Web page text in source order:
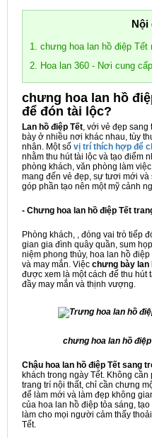
Nội
1. chưng hoa lan hồ điệp
2. Hoa lan 360 - Nơi cung
chưng hoa lan hồ
để đón tài lộc?
Lan hồ điệp Tết, với vẻ đẹp sang
bày ở nhiều nơi khác nhau, tùy
nhân. Một số vị trí thích hợp để
nhằm thu hút tài lộc và tạo điểm
phòng khách, văn phòng làm
mang đến vẻ đẹp, sự tươi mới và
góp phần tạo nên một mỹ cảnh
- Chưng hoa lan hồ điệp Tết
Phòng khách, , đóng vai trò tiếp
gian gia đình quây quần, sum
niệm phong thủy, hoa lan hồ
và may mắn. Việc chưng bày lan
được xem là một cách để thu hút
đầy may mắn và thịnh vượng.
chưng hoa lan hồ
Chậu hoa lan hồ điệp Tết sang
khách trong ngày Tết. Không
trang trí nội thất, chỉ cần chưng
để làm mới và làm đẹp không
của hoa lan hồ điệp tỏa sáng,
làm cho mọi người cảm thấy
Tết.